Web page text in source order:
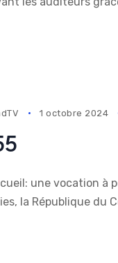
1 octobre 2024
une vocation à
la République du